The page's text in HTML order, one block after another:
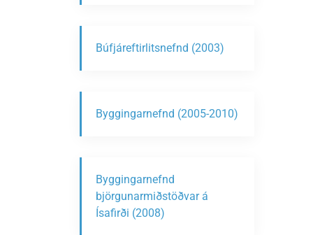
Búfjáreftirlitsnefnd (2003)
Byggingarnefnd (2005-2010)
Byggingarnefnd
björgunarmiðstöðvar á
Ísafirði (2008)